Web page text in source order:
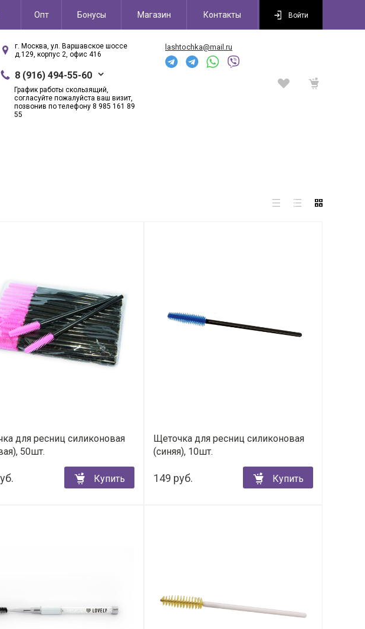
Опт Бонусы Магазин Контакты Войти
г. Москва, ул. Варшавское шоссе
д.129, корпус 2, офис 416
8 (916) 494-55-60
График работы скользящий,
согласуйте пожалуйста ваш визит,
позвонив по телефону 8 985 161 89
55
lashtochka@mail.ru
для ресниц силиконовая
50шт.
Купить
Щеточка для ресниц силиконовая
(синяя), 10шт.
149 руб. Купить